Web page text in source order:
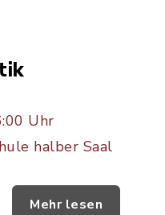
Uhr
halber Saal
Mehr lesen